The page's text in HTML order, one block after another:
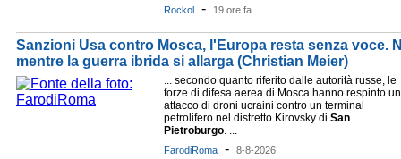
Rockol - 19 ore fa
Sanzioni Usa contro Mosca, l'Europa resta senza voce.
mentre la guerra ibrida si allarga (Christian Meier)
... secondo quanto riferito dalle autorità russe, le
forze di difesa aerea di Mosca hanno respinto un
attacco di droni ucraini contro un terminal
petrolifero nel distretto Kirovsky di San
Pietroburgo. ...
FarodiRoma - 8-8-2026